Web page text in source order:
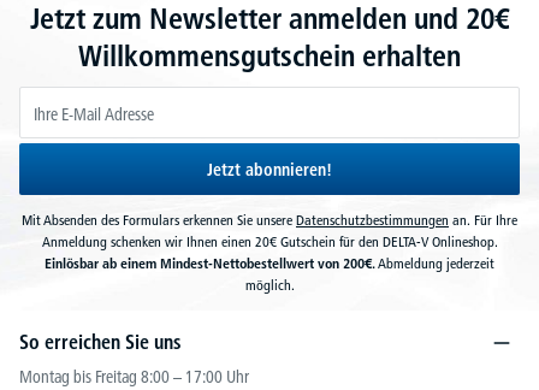
Jetzt zum Newsletter anmelden und 20€
Willkommensgutschein erhalten
Jetzt abonnieren!
Mit Absenden des Formulars erkennen Sie unsere Datenschutzbestimmungen an. Für Ihre
Anmeldung schenken wir Ihnen einen 20€ Gutschein für den DELTA-V Onlineshop.
Einlösbar ab einem Mindest-Nettobestellwert von 200€.Abmeldung jederzeit
möglich.
So erreichen Sie uns
Montag bis Freitag 8:00 – 17:00 Uhr